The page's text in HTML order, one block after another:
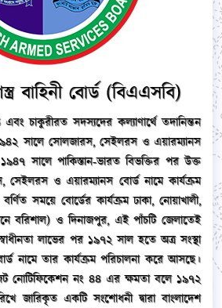
বাহিনী বোর্ড (বিএএসবি)
এবং চাকুরীরত সদস্যদের কল্যাণার্থে তদানিন্তন
সালে সোলজারস, সেইলরস ও এয়ারম্যানস
সালে পাকিস্তান-ভারত বিভক্তির পর উক্ত
সেইলরস ও এয়ারম্যানস বোর্ড নামে কার্যক্রম
সময়ে বোর্ডের কার্যক্রম ঢাকা, নোয়াখালী,
বরিশাল) ও দিনাজপুর, এই পাঁচটি জেলাতেই
লাভের পর ১৯৭২ সাল হতে অত্র সংস্থা
নামে তার কার্যক্রম পরিচালনা করে আসছে।
নোটিফিকেশন নং ৪৪ এর ক্ষমতা বলে ১৯৭২
জারিকৃত একটি সংশোধনী দ্বারা বাংলাদেশ